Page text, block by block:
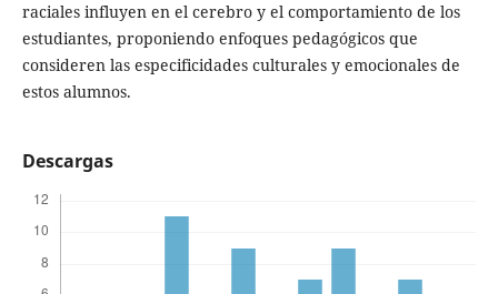
raciales influyen en el cerebro y el comportamiento de los
estudiantes, proponiendo enfoques pedagógicos que
consideren las especificidades culturales y emocionales de
estos alumnos.
Descargas